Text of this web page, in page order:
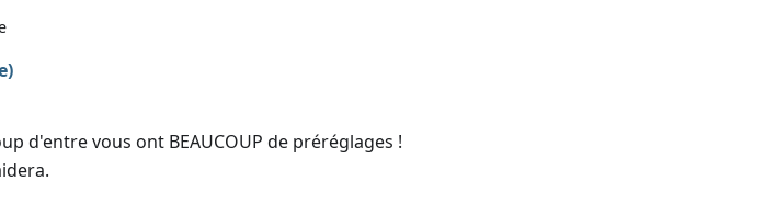
d'entre vous ont BEAUCOUP de préréglages !